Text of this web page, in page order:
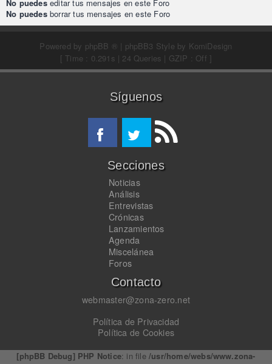
No puedeseditar tus mensajes en este Foro
No puedesborrar tus mensajes en este Foro
Powered by phpBB ® | phpBB3 Style by KomiDesign
[ Time : 0.291s | 24 Queries | GZIP : Off ]
Síguenos
Secciones
Noticias
Análisis
Entrevistas
Crónicas
Lanzamientos
Agenda
Miscelánea
Foros
Contacto
webmaster@zona-zero.net
Política de Privacidad
Política de Cookies
[phpBB Debug] PHP Notice: in file /usr/home/webs/www.zona-